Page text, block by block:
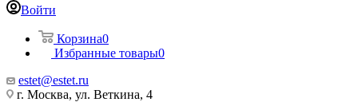
Войти
Корзина0
Избранные товары0
estet@estet.ru
г. Москва, ул. Веткина, 4